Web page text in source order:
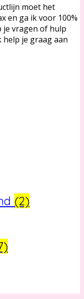
moet het
en ga ik voor 100%
je vragen of hulp
help je graag aan
(2)